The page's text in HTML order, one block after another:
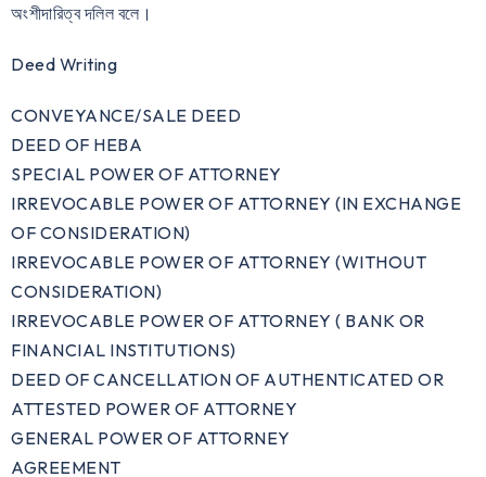
অংশীদারিত্ব দলিল বলে।
Deed Writing
CONVEYANCE/SALE DEED
DEED OF HEBA
SPECIAL POWER OF ATTORNEY
IRREVOCABLE POWER OF ATTORNEY (IN EXCHANGE
OF CONSIDERATION)
IRREVOCABLE POWER OF ATTORNEY (WITHOUT
CONSIDERATION)
IRREVOCABLE POWER OF ATTORNEY ( BANK OR
FINANCIAL INSTITUTIONS)
DEED OF CANCELLATION OF AUTHENTICATED OR
ATTESTED POWER OF ATTORNEY
GENERAL POWER OF ATTORNEY
AGREEMENT